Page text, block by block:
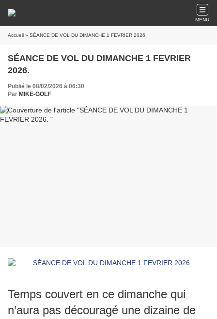
MENU
Accueil » SÉANCE DE VOL DU DIMANCHE 1 FEVRIER 2026.
SÉANCE DE VOL DU DIMANCHE 1 FEVRIER
2026.
Publié le 08/02/2026 à 06:30
Par MIKE-GOLF
Temps couvert en ce dimanche qui
n’aura pas découragé une dizaine de